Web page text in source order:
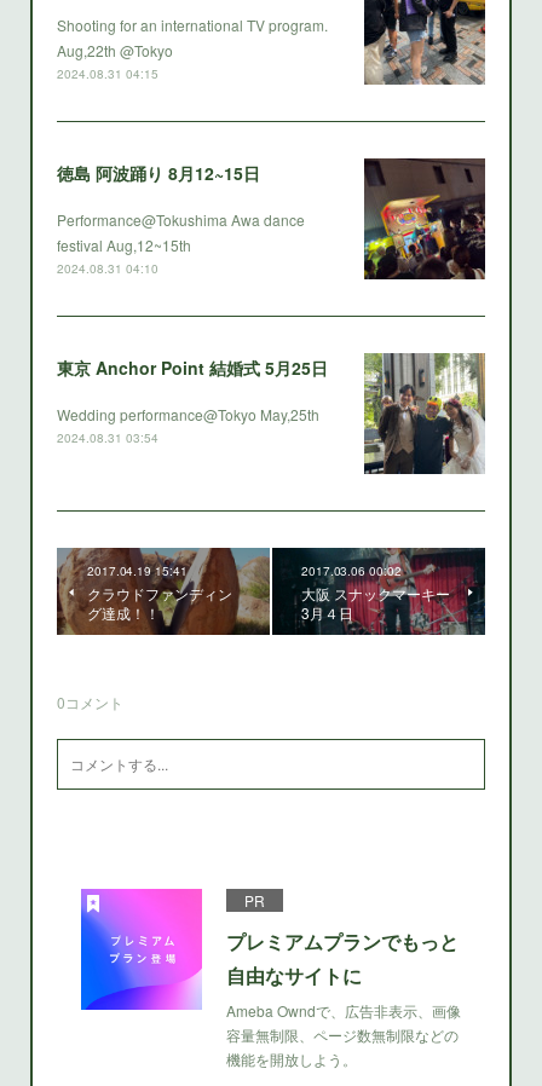
Shooting for an international TV program.
Aug,22th @Tokyo
2024.08.31 04:15
徳島 阿波踊り 8月12~15日
Performance@Tokushima Awa dance
festival Aug,12~15th
2024.08.31 04:10
東京 Anchor Point 結婚式 5月25日
Wedding performance@Tokyo May,25th
2024.08.31 03:54
2017.04.19 15:41
クラウドファンディン
グ達成！！
2017.03.06 00:02
大阪 スナックマーキー
3月４日
0コメント
PR
プレミアムプランでもっと
自由なサイトに
Ameba Owndで、広告非表示、画像
容量無制限、ページ数無制限などの
機能を開放しよう。